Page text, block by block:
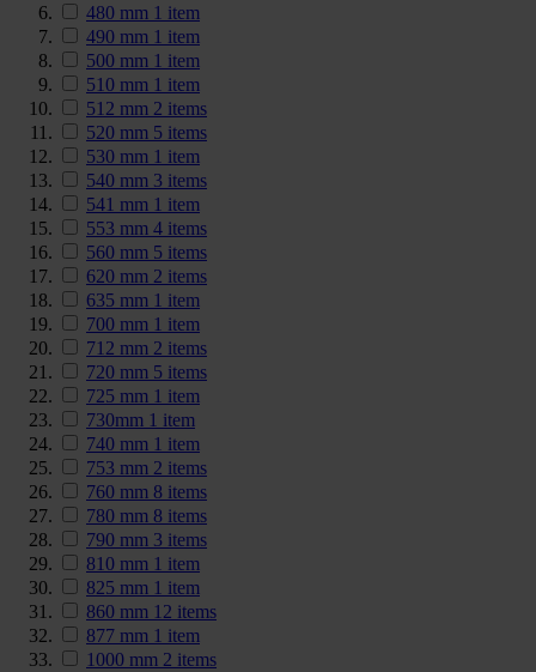
480 mm 1 item
490 mm 1 item
500 mm 1 item
510 mm 1 item
512 mm 2 items
520 mm 5 items
530 mm 1 item
540 mm 3 items
541 mm 1 item
553 mm 4 items
560 mm 5 items
620 mm 2 items
635 mm 1 item
700 mm 1 item
712 mm 2 items
720 mm 5 items
725 mm 1 item
730mm 1 item
740 mm 1 item
753 mm 2 items
760 mm 8 items
780 mm 8 items
790 mm 3 items
810 mm 1 item
825 mm 1 item
860 mm 12 items
877 mm 1 item
1000 mm 2 items